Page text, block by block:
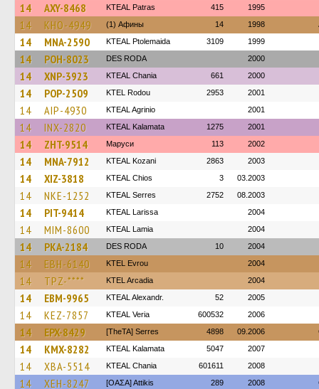
14 AXY-8468 KTEAL Patras 415 1995
14 KHO-4949 (1) Афины 14 1998
14 MNA-2590 KTEAL Ptolemaida 3109 1999
14 POH-8023 DES RODA 2000
14 XNP-3923 KTEAL Chania 661 2000
14 POP-2509 ΚΤΕL Rodou 2953 2001
14 AIP-4930 KTEAL Agrinio 2001
14 INX-2820 KTEAL Kalamata 1275 2001
14 ZHT-9514 Маруси 113 2002
14 MNA-7912 KTEAL Kozani 2863 2003
14 XIZ-3818 KTEAL Chios 3 03.2003
14 NKE-1252 KTEAL Serres 2752 08.2003
14 PIT-9414 KTEAL Larissa 2004
14 MIM-8600 KTEAL Lamia 2004
14 PKA-2184 DES RODA 10 2004
14 EBH-6140 KTEL Evrou 2004
14 TPZ-**** KTEL Arcadia 2004
14 EBM-9965 KTEAL Alexandr. 52 2005
14 KEZ-7857 KTEAL Veria 600532 2006
14 EPX-8429 [TheTA] Serres 4898 09.2006
14 KMX-8282 KTEAL Kalamata 5047 2007
14 XBA-5514 KTEAL Chania 601611 2008
14 XEH-8247 [ΟΑΣΑ] Αttikis 289 2008